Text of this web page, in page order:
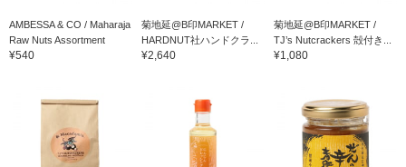
AMBESSA & CO / Maharaja
Raw Nuts Assortment
¥540
菊地延@B印MARKET /
HARDNUT社ハンドクラ...
¥2,640
菊地延@B印MARKET /
TJ’s Nutcrackers 殻付き...
¥1,080